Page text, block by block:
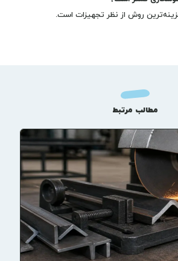
روش از نظر تجهیزات است.
مطالب مرتبط